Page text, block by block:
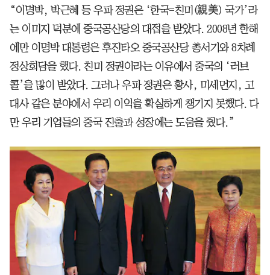
“이명박, 박근혜 등 우파 정권은 ‘한국=친미(親美) 국가’라
는 이미지 덕분에 중국공산당의 대접을 받았다. 2008년 한해
에만 이명박 대통령은 후진타오 중국공산당 총서기와 8차례
정상회담을 했다. 친미 정권이라는 이유에서 중국의 ‘러브
콜’을 많이 받았다. 그러나 우파 정권은 황사, 미세먼지, 고
대사 같은 분야에서 우리 이익을 확실하게 챙기지 못했다. 다
만 우리 기업들의 중국 진출과 성장에는 도움을 줬다.”